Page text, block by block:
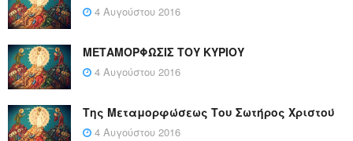
4 Αυγούστου 2016
ΜΕΤΑΜΟΡΦΩΣΙΣ ΤΟΥ ΚΥΡΙΟΥ
4 Αυγούστου 2016
Της Μεταμορφώσεως Του Σωτήρος Χριστού
4 Αυγούστου 2016